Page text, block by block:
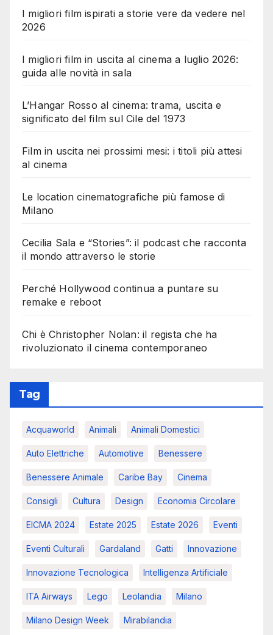
I migliori film ispirati a storie vere da vedere nel
2026
I migliori film in uscita al cinema a luglio 2026:
guida alle novità in sala
L’Hangar Rosso al cinema: trama, uscita e
significato del film sul Cile del 1973
Film in uscita nei prossimi mesi: i titoli più attesi
al cinema
Le location cinematografiche più famose di
Milano
Cecilia Sala e “Stories”: il podcast che racconta
il mondo attraverso le storie
Perché Hollywood continua a puntare su
remake e reboot
Chi è Christopher Nolan: il regista che ha
rivoluzionato il cinema contemporaneo
Tag
Acquaworld Animali Animali Domestici
Auto Elettriche Automotive Benessere
Benessere Animale Caribe Bay Cinema
Consigli Cultura Design Economia Circolare
EICMA 2024 Estate 2025 Estate 2026 Eventi
Eventi Culturali Gardaland Gatti Innovazione
Innovazione Tecnologica Intelligenza Artificiale
ITA Airways Lego Leolandia Milano
Milano Design Week Mirabilandia